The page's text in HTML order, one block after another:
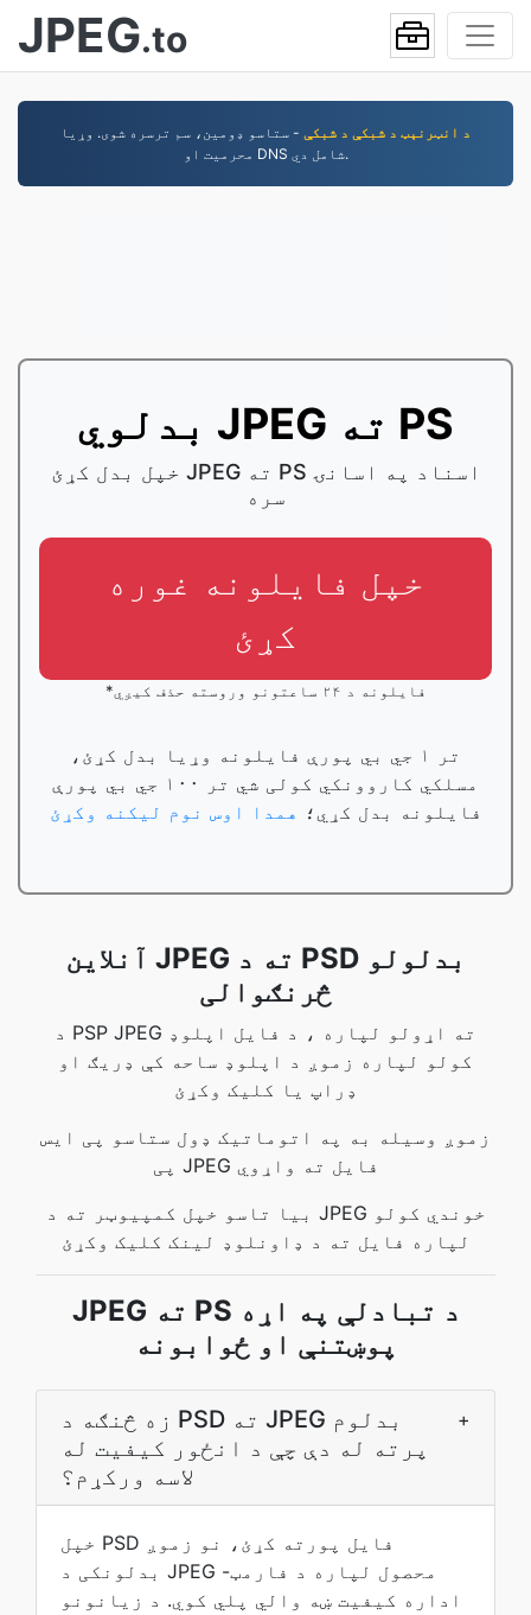
JPEG.to
د انټرنېټ د شبکې د شبکې - ستاسو ډومین، سم ترسره شوی. وړیا
محرمیت او DNS شامل دي.
بدلوي JPEG ته PS
خپل بدل کړئ JPEG ته PS اسناد په اسانۍ
سره
خپل فایلونه غوره
کړئ
*فایلونه د ۲۴ ساعتونو وروسته حذف کیږي
تر ۱ جي بي پورې فایلونه وړیا بدل کړئ،
مسلکي کاروونکي کولی شي تر ۱۰۰ جي بي پورې
فایلونه بدل کړي؛ همدا اوس نوم لیکنه وکړئ
آنلاین JPEG ته د PSD بدلولو
څرنګوالی
د PSP JPEG ته اړولو لپاره ، د فایل اپلوډ
کولو لپاره زموږ د اپلوډ ساحه کې ډریګ او
ډراپ یا کلیک وکړئ
زموږ وسیله به په اتوماتيک ډول ستاسو پی ایس
پی JPEG فایل ته واړوي
بیا تاسو خپل کمپیوټر ته د JPEG خوندي کولو
لپاره فایل ته د ډاونلوډ لینک کلیک وکړئ
JPEG ته PS د تبادلې په اړه
پوښتنې او ځوابونه
زه څنګه د PSD ته JPEG بدلوم
پرته له دې چې د انځور کیفیت له
لاسه ورکړم؟
+
خپل PSD فایل پورته کړئ، نو زموږ
بدلونکی د JPEG محصول لپاره د فارمټ-
اداره کیفیت ښه والي پلي کوي. د زیانونو